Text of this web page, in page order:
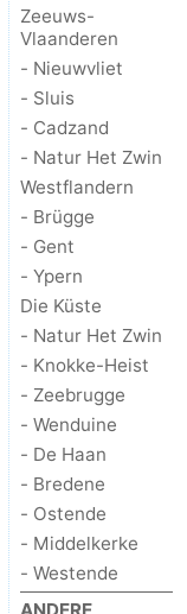
Zeeuws-
Vlaanderen
- Nieuwvliet
- Sluis
- Cadzand
- Natur Het Zwin
Westflandern
- Brügge
- Gent
- Ypern
Die Küste
- Natur Het Zwin
- Knokke-Heist
- Zeebrugge
- Wenduine
- De Haan
- Bredene
- Ostende
- Middelkerke
- Westende